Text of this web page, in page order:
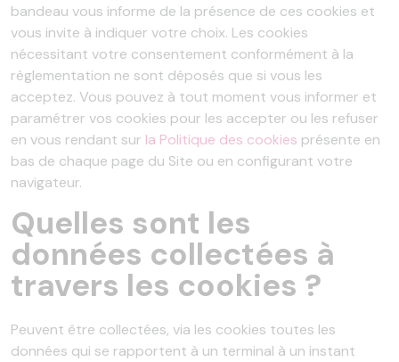
bandeau vous informe de la présence de ces cookies et
vous invite à indiquer votre choix. Les cookies
nécessitant votre consentement conformément à la
règlementation ne sont déposés que si vous les
acceptez. Vous pouvez à tout moment vous informer et
paramétrer vos cookies pour les accepter ou les refuser
en vous rendant sur la Politique des cookies présente en
bas de chaque page du Site ou en configurant votre
navigateur.
Quelles sont les
données collectées à
travers les cookies ?
Peuvent être collectées, via les cookies toutes les
données qui se rapportent à un terminal à un instant